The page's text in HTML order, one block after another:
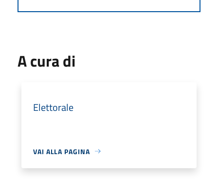
A cura di
Elettorale
VAI ALLA PAGINA